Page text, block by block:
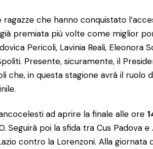
che hanno conquistato
premiata più volte come miglior
Pericoli, Lavinia Reali, Eleonora
Presente, sicuramente, il
che, in questa stagione avrà il ruolo
ad aprire la finale alle ore
Seguirà poi la sfida tra Cus Padova
contro la Lorenzoni. Alla giornata